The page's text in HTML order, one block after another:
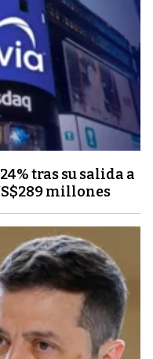
tras su salida a
millones